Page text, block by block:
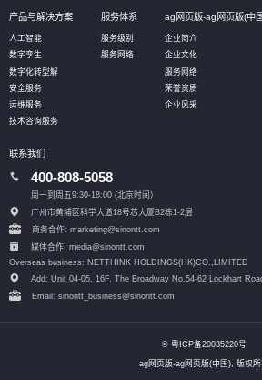
产品与解决方案
人工智能
数字孪生
数字化转型解
安全服务
运维服务
技术咨询服务
服务体系
服务级别
服务网络
ag网页版-ag网页版(中
企业简介
企业文化
服务网络
荣誉资质
企业风采
联系我们
400-808-5058
周一到周五9:30-18:00 (北京时间）
广州市黄埔区科学大道18号芯大厦B2栋1-2层
商务合作: marketing@sinontt.com
媒体合作: media@sinontt.com
Overseas business: NETTHINK HOLDINGS(HK)CO.,LIMITED
Add: Unit 04-05, 16F, The Broadway No.54-62 Lockhart
Email: sinontt_business@sinontt.com
© 粤ICP备20035220号
ag网页版-ag网页版(中国), 版权所